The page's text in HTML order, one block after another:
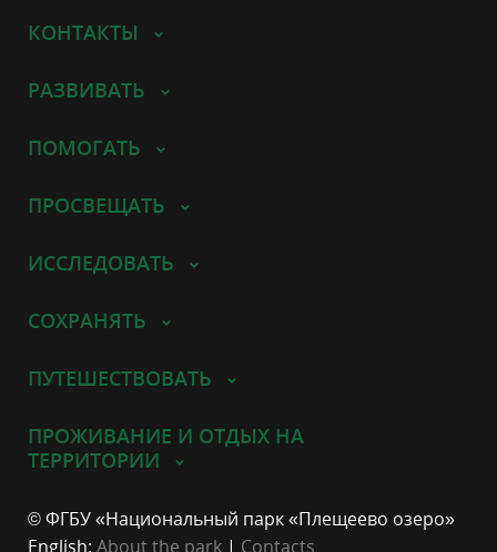
КОНТАКТЫ
РАЗВИВАТЬ
ПОМОГАТЬ
ПРОСВЕЩАТЬ
ИССЛЕДОВАТЬ
СОХРАНЯТЬ
ПУТЕШЕСТВОВАТЬ
ПРОЖИВАНИЕ И ОТДЫХ НА
ТЕРРИТОРИИ
© ФГБУ «Национальный парк «Плещеево озеро»
English: About the park | Contacts